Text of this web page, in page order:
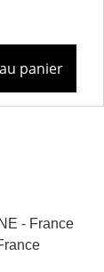
panier
- France